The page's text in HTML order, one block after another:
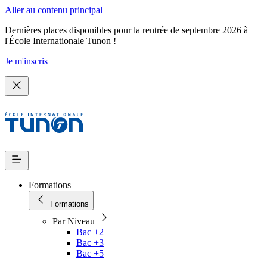
Aller au contenu principal
Dernières places disponibles pour la rentrée de septembre 2026 à
l'École Internationale Tunon !
Je m'inscris
Formations
Formations
Par Niveau
Bac +2
Bac +3
Bac +5